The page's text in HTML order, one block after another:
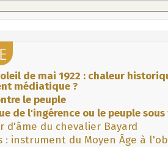
de mai 1922 : chaleur
médiatique ?
le peuple
de l'ingérence ou le peuple
d'âme du chevalier Bayard
: instrument du Moyen Âge à